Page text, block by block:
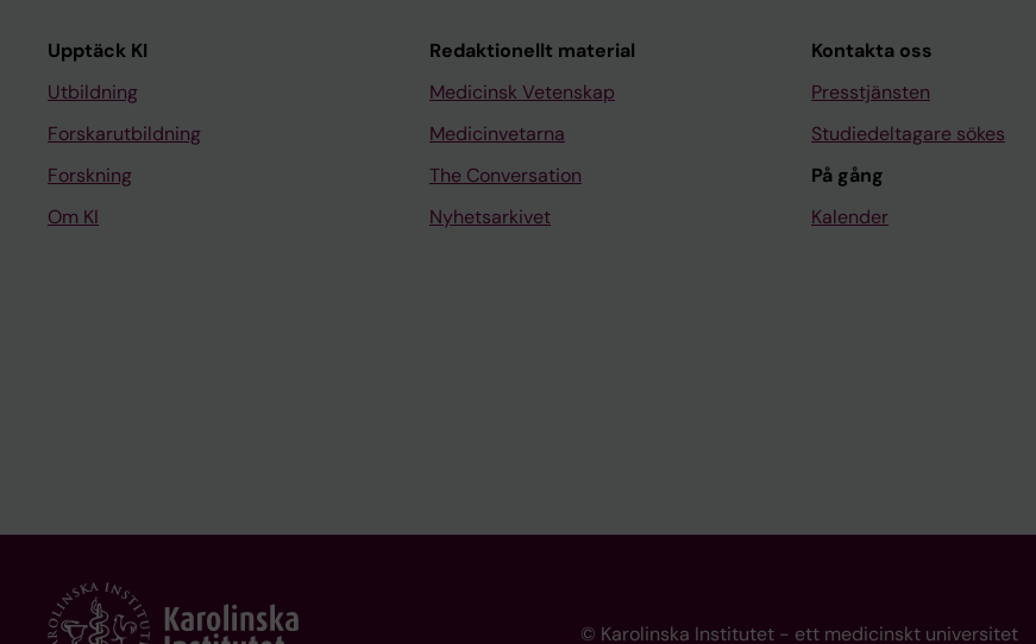
Upptäck KI
Utbildning
Forskarutbildning
Forskning
Om KI
Redaktionellt material
Medicinsk Vetenskap
Medicinvetarna
The Conversation
Nyhetsarkivet
Kontakta oss
Presstjänsten
Studiedeltagare sökes
På gång
Kalender
© Karolinska Institutet - ett medicinskt universitet